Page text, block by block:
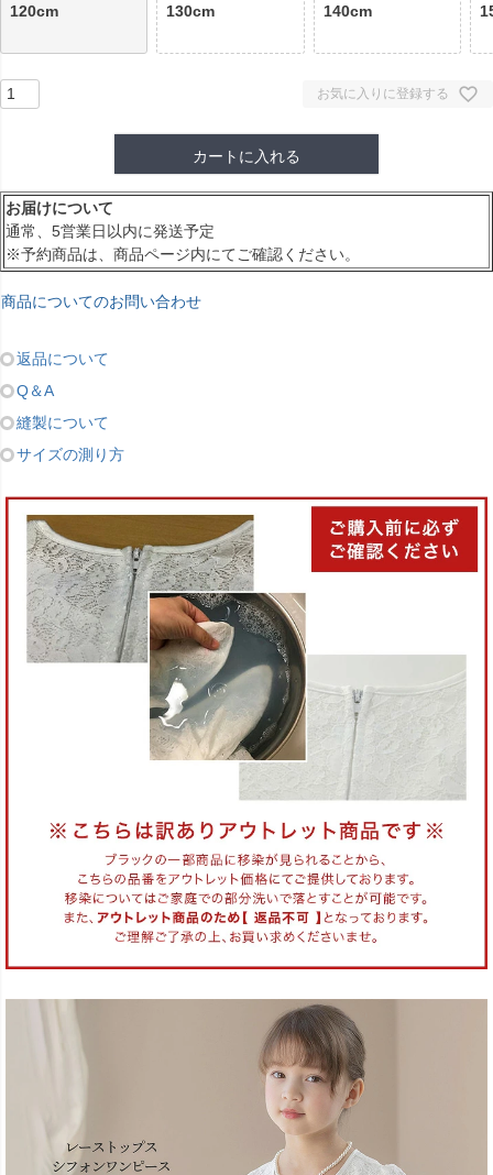
120cm
130cm 140cm
お気に入りに登録する
カートに入れる
お届けについて
通常、5営業日以内に発送予定
※予約商品は、商品ページ内にてご確認ください。
商品についてのお問い合わせ
返品について
Q＆A
縫製について
サイズの測り方